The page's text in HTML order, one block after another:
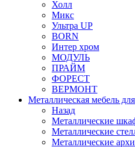
Холл
Микс
Ультра UP
BORN
Интер хром
МОДУЛЬ
ПРАЙМ
ФОРЕСТ
ВЕРМОНТ
Металлическая мебель
Назад
Металлические
Металлические
Металлические